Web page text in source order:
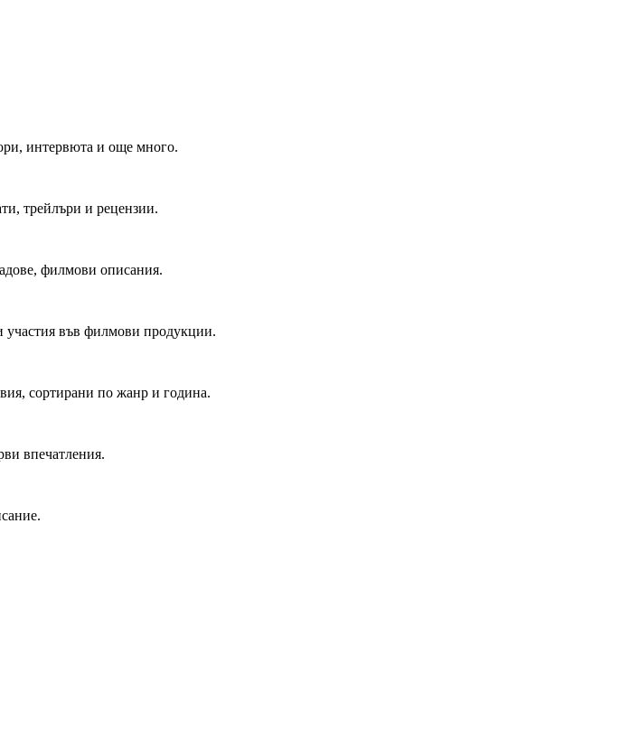
интервюта и още много.
трейлъри и рецензии.
филмови описания.
участия във филмови продукции.
сортирани по жанр и година.
впечатления.